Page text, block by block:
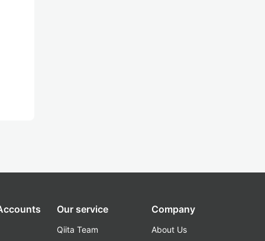
Our service
Qiita Team
Company
About Us